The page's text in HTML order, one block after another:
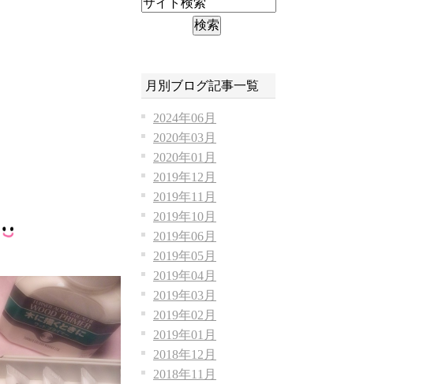
月別ブログ記事一覧
2024年06月
2020年03月
2020年01月
2019年12月
2019年11月
2019年10月
2019年06月
2019年05月
2019年04月
2019年03月
2019年02月
2019年01月
2018年12月
2018年11月